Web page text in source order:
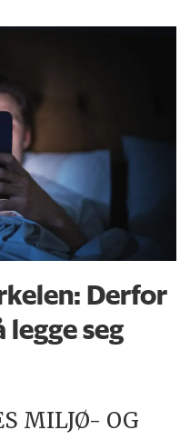
Derfor
seg
MILJØ- OG